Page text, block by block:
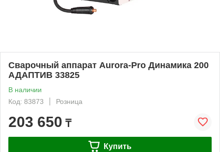
Сварочный аппарат Aurora-Pro Динамика 200
АДАПТИВ 33825
В наличии
Код: 83873
Розница
203 650 ₸
Купить